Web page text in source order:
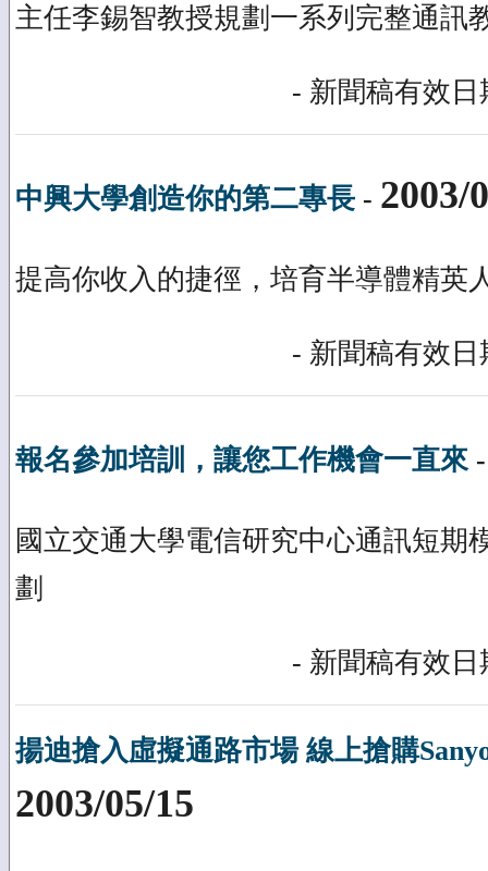
主任李錫智教授規劃一系列完整通訊
- 新聞稿有效日
中興大學創造你的第二專長 - 2003/
提高你收入的捷徑，培育半導體精英
- 新聞稿有效日
報名參加培訓，讓您工作機會一直來
國立交通大學電信研究中心通訊短期
劃
- 新聞稿有效日
揚迪搶入虛擬通路市場 線上搶購
2003/05/15